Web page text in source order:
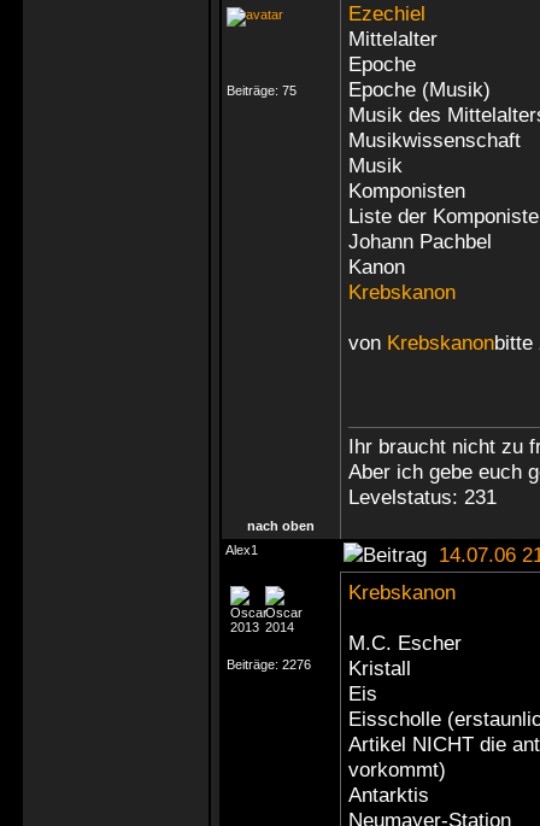
Beiträge: 75
Ezechiel
Mittelalter
Epoche
Epoche (Musik)
Musik des
Musikwissenschaft
Musik
Komponisten
Liste der
Johann Pachbel
Kanon
Krebskanon
von Krebskanon
Ihr braucht nicht zu
Aber ich gebe euch
Levelstatus: 231
nach oben
Alex1
14.07.06
Beiträge: 2276
Krebskanon
M.C. Escher
Kristall
Eis
Eisscholle
Artikel NICHT die
vorkommt)
Antarktis
Neumayer-Station